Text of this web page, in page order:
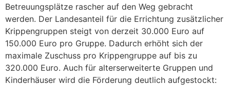
Betreuungsplätze rascher auf den Weg gebracht
werden. Der Landesanteil für die Errichtung zusätzlicher
Krippengruppen steigt von derzeit 30.000 Euro auf
150.000 Euro pro Gruppe. Dadurch erhöht sich der
maximale Zuschuss pro Krippengruppe auf bis zu
320.000 Euro. Auch für alterserweiterte Gruppen und
Kinderhäuser wird die Förderung deutlich aufgestockt: